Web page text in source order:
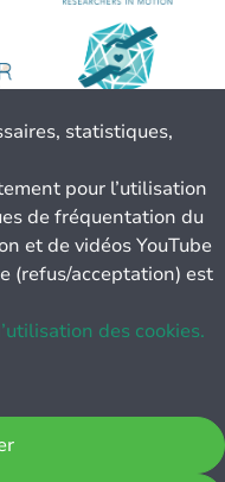
statistiques,
pour l’utilisation
de fréquentation du
et de vidéos YouTube
(refus/acceptation) est
des cookies.